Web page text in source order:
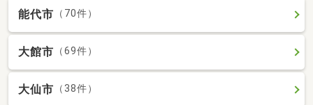
能代市 （70件）
大館市 （69件）
大仙市 （38件）